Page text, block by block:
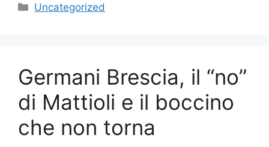
Categories
Uncategorized
Germani Brescia, il “no”
di Mattioli e il boccino
che non torna